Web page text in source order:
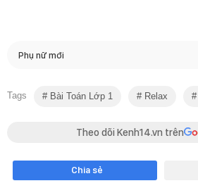
Phụ nữ mới
Tags Bài Toán Lớp 1 Relax
Theo dõi Kenh14.vn trên
Chia sẻ